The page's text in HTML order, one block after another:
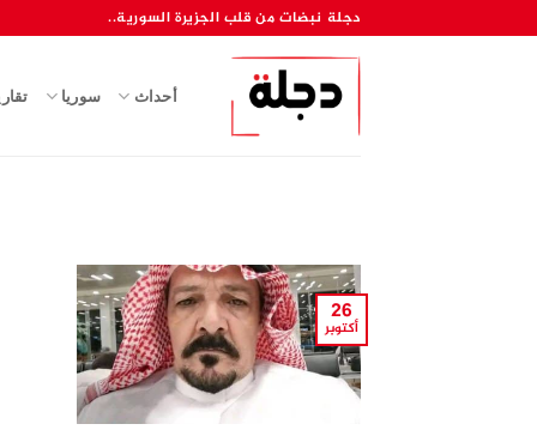
للمحتوى
دجلة نبضات من قلب الجزيرة السورية..
أحداث سوريا
26
أكتوبر